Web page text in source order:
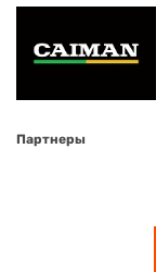
Партнеры